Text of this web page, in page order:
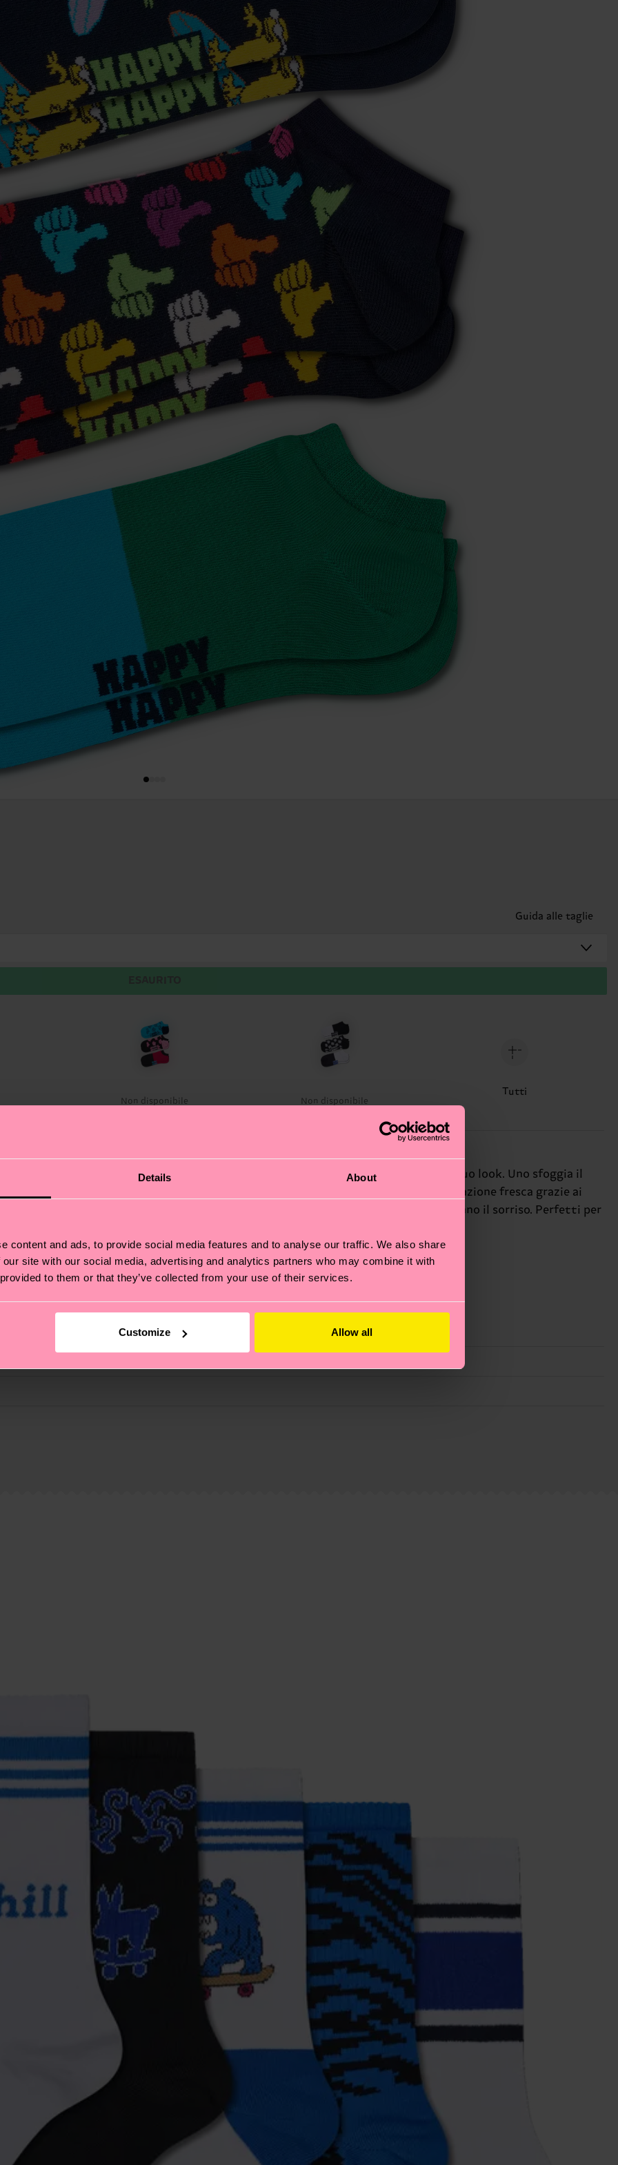
Details About
content and ads, to provide social media features and to analyse our traffic. We also share
site with our social media, advertising and analytics partners who may combine it with
to them or that they’ve collected from your use of their services.
Customize Allow all
Guida alle taglie
Non disponibile Non disponibile
Tutti
Low Socks! Tre calzini bassi pieni di stile che danno una sferzata di personalità al tuo look. Uno sfoggia il
altro vede una lucertola da surf pronta a domare le onde, il terzo regala una vibrazione fresca grazie ai
di sé: che tu sia in spiaggia o in città, questi calzini fuori dagli schemi ti regaleranno il sorriso. Perfetti per
si ferma alla qualità o alle certificazioni, ma include filiere etiche, meno emissioni, amore per i calzini… e